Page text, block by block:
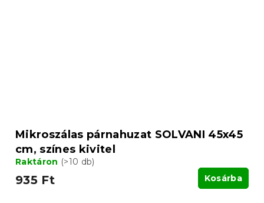
Mikroszálas párnahuzat SOLVANI 45x45
cm, színes kivitel
Raktáron (>10 db)
935 Ft Kosárba